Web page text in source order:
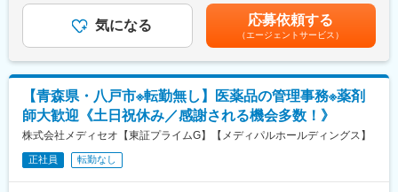
・同社の営業に決まったマニュアルはなく、自分なりの創意工夫
が重要です。また個人だけでなく拠点単位での表彰制度もありチ
ーム一丸で取り組む環境も魅力です。
【同社について】
当社は売上高256億円、全国77拠点、従業員数570名規模を誇る調
剤機器メーカーです。1971年創業と半世紀以上歴史をもち、特に
1980年代から他社に先駆けてスウェーデンなどヨーロッパに販売
網を拡大してきました。国内だけでなく、海外での売上も安定的
に伸びているため経営が安定しています。
・取引先へのDI問合せ対応（製造販売後の安全管理業務）
・営業担当者（MS）への薬事研修 等
■働き方
残業は月平均2時間程と、ほとんど定時で終業することが可能で
す。
時短勤務も可能な環境のため、ママさんの活躍事例もございます
◎
※入社1年間は時短勤務不可
与：年2回賃金はあくまでも目安の金額であり、選考を通じて上下
する可能性があります。月給(月額)は固定手当を含めた表記です。
気になる 応募依頼する
（エージェントサービス）
【青森県・八戸市※転勤無し】医薬品の管理事務※薬剤
師大歓迎《土日祝休み／感謝される機会多数！》
株式会社メディセオ【東証プライムG】【メディパルホールディングス】
正社員 転勤なし